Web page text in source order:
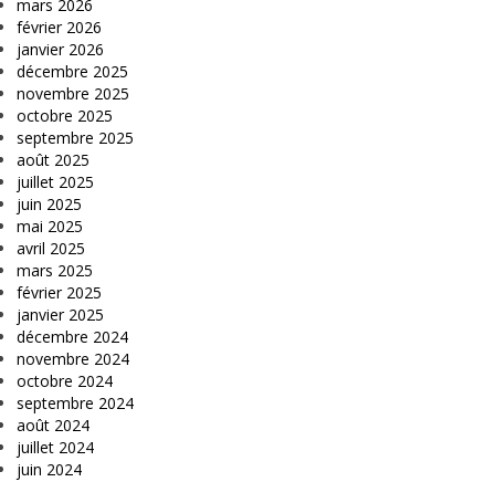
mars 2026
février 2026
janvier 2026
décembre 2025
novembre 2025
octobre 2025
septembre 2025
août 2025
juillet 2025
juin 2025
mai 2025
avril 2025
mars 2025
février 2025
janvier 2025
décembre 2024
novembre 2024
octobre 2024
septembre 2024
août 2024
juillet 2024
juin 2024